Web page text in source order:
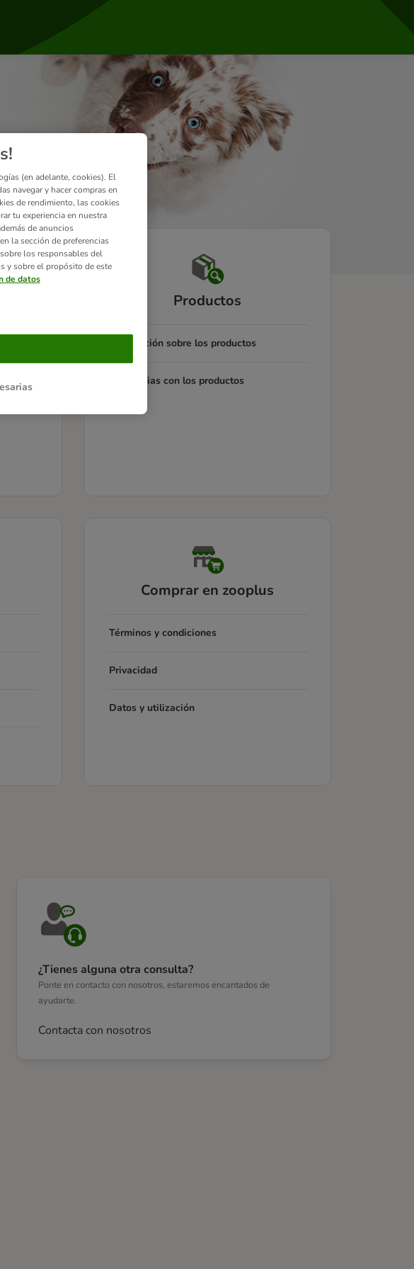
Productos
Información sobre los productos
Incidencias con los productos
Comprar en zooplus
Términos y condiciones
Privacidad
Datos y utilización
¿Tienes alguna otra consulta?
Ponte en contacto con nosotros, estaremos encantados de
ayudarte.
Contacta con nosotros
(en adelante, cookies). El
navegar y hacer compras en
de rendimiento, las cookies
tu experiencia en nuestra
de anuncios
la sección de preferencias
los responsables del
y sobre el propósito de este
de datos